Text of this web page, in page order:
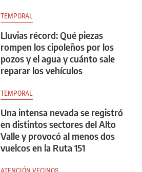
TEMPORAL
Lluvias récord: Qué piezas
rompen los cipoleños por los
pozos y el agua y cuánto sale
reparar los vehículos
TEMPORAL
Una intensa nevada se registró
en distintos sectores del Alto
Valle y provocó al menos dos
vuelcos en la Ruta 151